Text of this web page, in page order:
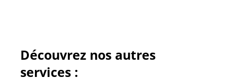
Découvrez nos autres
services :